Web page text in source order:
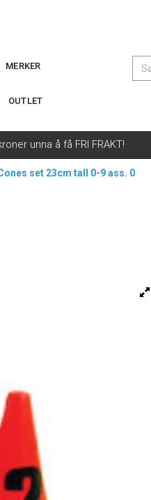
MERKER
OUTLET
unna å få FRI FRAKT!
set 23cm tall 0-9 ass. 0